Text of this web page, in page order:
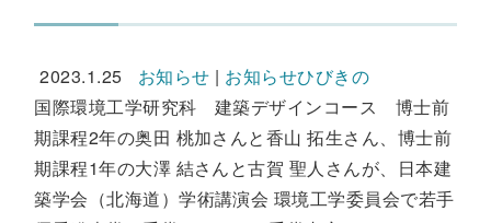
2023.1.25 お知らせ | お知らせひびきの
国際環境工学研究科 建築デザインコース 博士前
期課程2年の奥田 桃加さんと香山 拓生さん、博士前
期課程1年の大澤 結さんと古賀 聖人さんが、日本建
築学会（北海道）学術講演会 環境工学委員会で若手